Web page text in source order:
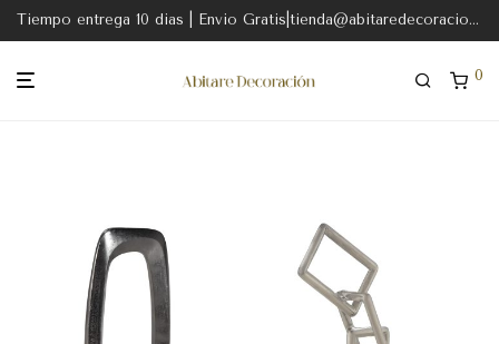
Tiempo entrega 10 dias | Envio Gratis|tienda@abitaredecoracion.com
0